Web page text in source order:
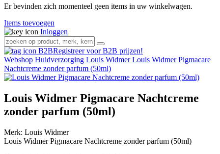
Er bevinden zich momenteel geen items in uw winkelwagen.
Items toevoegen
Inloggen
Registreer voor B2B prijzen!
Webshop Huidverzorging Louis WidmerLouis Widmer Pigmacare
Nachtcreme zonder parfum (50ml)
Louis Widmer Pigmacare Nachtcreme
zonder parfum (50ml)
Merk: Louis Widmer
Louis Widmer Pigmacare Nachtcreme zonder parfum (50ml)